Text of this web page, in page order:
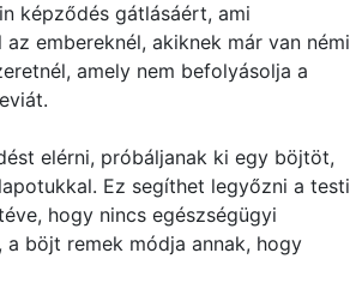
képződés gátlásáért, ami
embereknél, akiknek már van némi
amely nem befolyásolja a
elérni, próbáljanak ki egy böjtöt,
Ez segíthet legyőzni a testi
hogy nincs egészségügyi
böjt remek módja annak, hogy